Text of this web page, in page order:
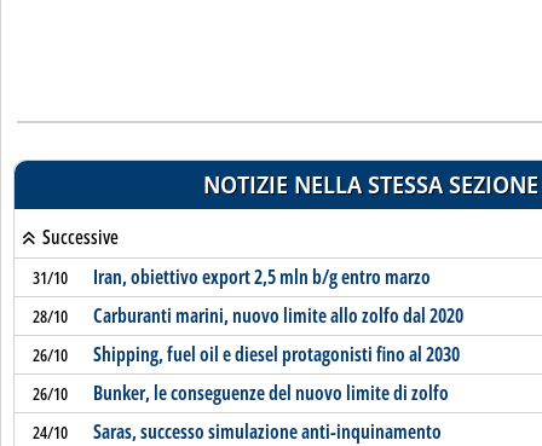
NOTIZIE NELLA STESSA SEZIONE
Successive
31/10 Iran, obiettivo export 2,5 mln b/g entro marzo
28/10 Carburanti marini, nuovo limite allo zolfo dal 2020
26/10 Shipping, fuel oil e diesel protagonisti fino al 2030
26/10 Bunker, le conseguenze del nuovo limite di zolfo
24/10 Saras, successo simulazione anti-inquinamento